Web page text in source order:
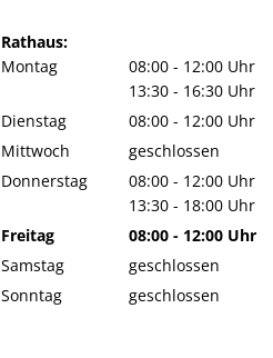
Rathaus:
Montag
08:00 - 12:00 Uhr
Von 08:00 bis 12:00
13:30 - 16:30 Uhr
Von 13:30 bis 16:30
Dienstag 08:00 - 12:00 Uhr
Von 08:00 bis 12:00
Mittwoch
geschlossen
Donnerstag
08:00 - 12:00 Uhr
Von 08:00 bis 12:00
13:30 - 18:00 Uhr
Von 13:30 bis 18:00
Freitag 08:00 - 12:00 Uhr
Von 08:00 bis 12:00
Samstag
geschlossen
Sonntag
geschlossen